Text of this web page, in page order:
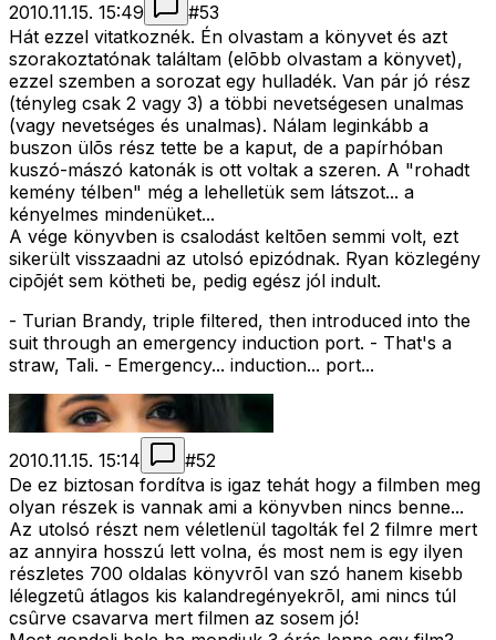
2010.11.15. 15:49
#53
Hát ezzel vitatkoznék. Én olvastam a könyvet és azt
szorakoztatónak találtam (elõbb olvastam a könyvet),
ezzel szemben a sorozat egy hulladék. Van pár jó rész
(tényleg csak 2 vagy 3) a többi nevetségesen unalmas
(vagy nevetséges és unalmas). Nálam leginkább a
buszon ülõs rész tette be a kaput, de a papírhóban
kuszó-mászó katonák is ott voltak a szeren. A "rohadt
kemény télben" még a lehelletük sem látszot... a
kényelmes mindenüket...
A vége könyvben is csalodást keltõen semmi volt, ezt
sikerült visszaadni az utolsó epizódnak. Ryan közlegény
cipõjét sem kötheti be, pedig egész jól indult.
- Turian Brandy, triple filtered, then introduced into the
suit through an emergency induction port. - That's a
straw, Tali. - Emergency... induction... port...
2010.11.15. 15:14 #52
De ez biztosan fordítva is igaz tehát hogy a filmben meg
olyan részek is vannak ami a könyvben nincs benne...
Az utolsó részt nem véletlenül tagolták fel 2 filmre mert
az annyira hosszú lett volna, és most nem is egy ilyen
részletes 700 oldalas könyvrõl van szó hanem kisebb
lélegzetû átlagos kis kalandregényekrõl, ami nincs túl
csûrve csavarva mert filmen az sosem jó!